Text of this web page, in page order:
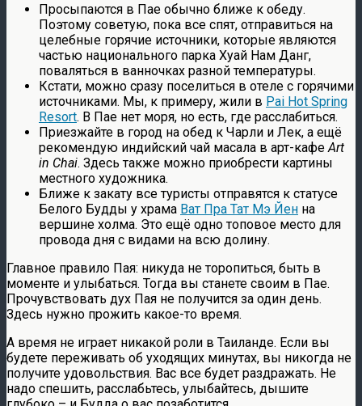
Просыпаются в Пае обычно ближе к обеду.
Поэтому советую, пока все спят, отправиться на
целебные горячие источники, которые являются
частью национального парка Хуай Нам Данг,
поваляться в ванночках разной температуры.
Кстати, можно сразу поселиться в отеле с горячими
источниками. Мы, к примеру, жили в Pai Hot Spring
Resort. В Пае нет моря, но есть, где расслабиться.
Приезжайте в город на обед к Чарли и Лек, а ещё
рекомендую индийский чай масала в арт-кафе Art
in Chai. Здесь также можно приобрести картины
местного художника.
Ближе к закату все туристы отправятся к статусе
Белого Будды у храма Ват Пра Тат Мэ Йен на
вершине холма. Это ещё одно топовое место для
провода дня с видами на всю долину.
Главное правило Пая: никуда не торопиться, быть в
моменте и улыбаться. Тогда вы станете своим в Пае.
Прочувствовать дух Пая не получится за один день.
Здесь нужно прожить какое-то время.
А время не играет никакой роли в Таиланде. Если вы
будете переживать об уходящих минутах, вы никогда не
получите удовольствия. Вас все будет раздражать. Не
надо спешить, расслабьтесь, улыбайтесь, дышите